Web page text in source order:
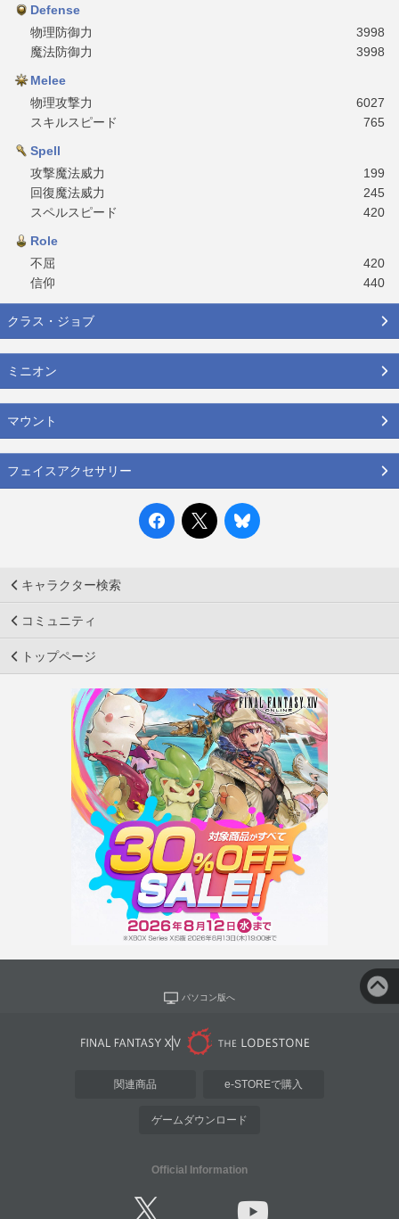
Defense
物理防御力
3998
魔法防御力
3998
Melee
物理攻撃力
6027
スキルスピード
765
Spell
攻撃魔法威力
199
回復魔法威力
245
スペルスピード
420
Role
不屈
420
信仰
440
クラス・ジョブ
ミニオン
マウント
フェイスアクセサリー
キャラクター検索
コミュニティ
トップページ
パソコン版へ
関連商品 e-STOREで購入
ゲームダウンロード
Official Information